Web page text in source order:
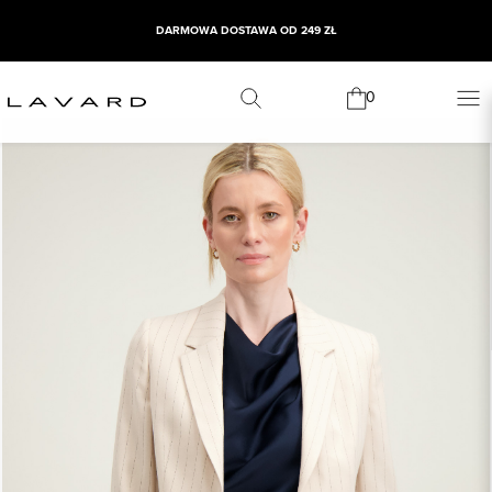
DARMOWA DOSTAWA OD 249 ZŁ
0